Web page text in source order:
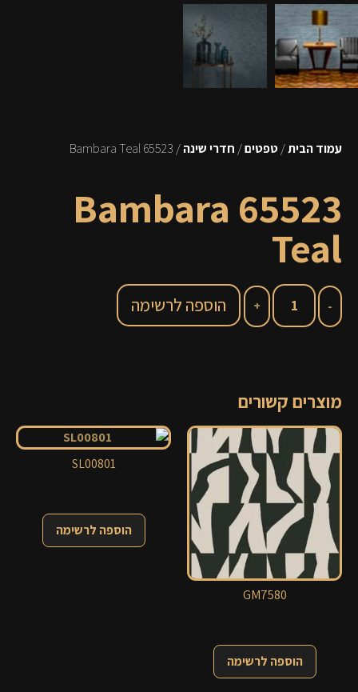
עמוד הבית/טפטים/חדרי שינה/ 65523 Bambara Teal
65523 Bambara
Teal
הוספה לרשימה
מוצרים קשורים
GM7580
הוספה לרשימה
SL00801
הוספה לרשימה